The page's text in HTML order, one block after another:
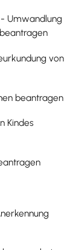
Umwandlung
von
beantragen
Kindes